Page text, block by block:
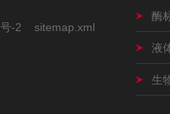
-2 sitemap.xml
酶
液
生